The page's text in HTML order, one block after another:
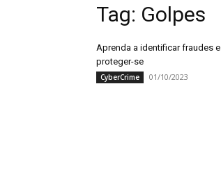
Tag: Golpes
Aprenda a identificar fraudes e
proteger-se
CyberCrime 01/10/2023